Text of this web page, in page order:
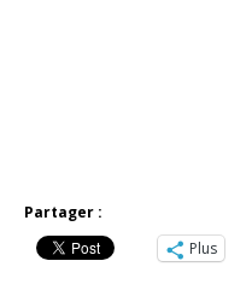
Partager :
Plus